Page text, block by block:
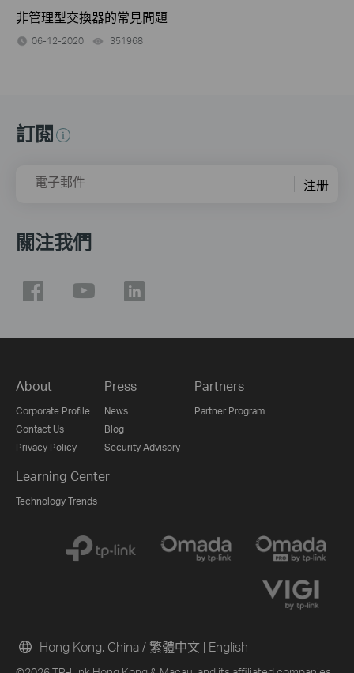
非管理型交換器的常見問題
06-12-2020 351968
訂閱
電子郵件 注册
關注我們
About
Corporate Profile
Contact Us
Privacy Policy
Press
News
Blog
Security Advisory
Partners
Partner Program
Learning Center
Technology Trends
Hong Kong, China / 繁體中文 | English